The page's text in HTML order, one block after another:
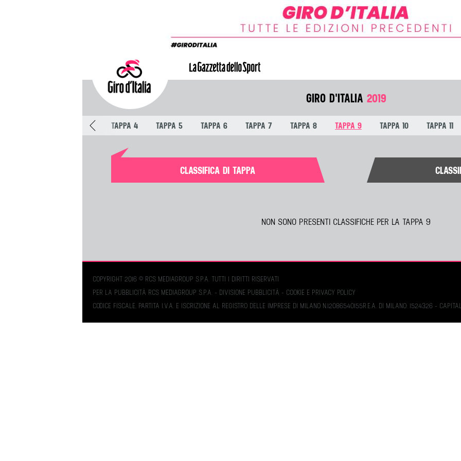
GIRO D'ITALIA 2019
TAPPA 3 TAPPA 4 TAPPA 5 TAPPA 6 TAPPA 7 TAPPA 8 TAPPA 9 TAPPA 10 TAPPA 11
CLASSIFICA DI TAPPA
NON SONO PRESENTI CLASSIFICHE PER LA TAPPA 9
COPYRIGHT 2016 © RCS MEDIAGROUP S.P.A. TUTTI I DIRITTI RISERVATI
PER LA PUBBLICITÀ RCS MEDIAGROUP S.P.A. - DIVISIONE PUBBLICITÀ - COOKIE E PRIVACY POLICY
CODICE FISCALE, PARTITA I.V.A. E ISCRIZIONE AL REGISTRO DELLE IMPRESE DI MILANO N.12086540155R.E.A. DI MILANO: 1524326 -